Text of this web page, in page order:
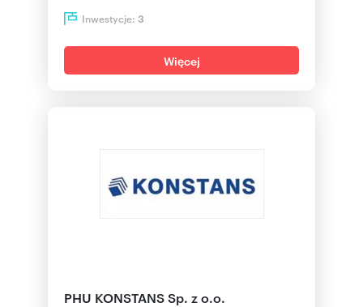
Inwestycje: 3
Więcej
PHU KONSTANS Sp. z o.o.